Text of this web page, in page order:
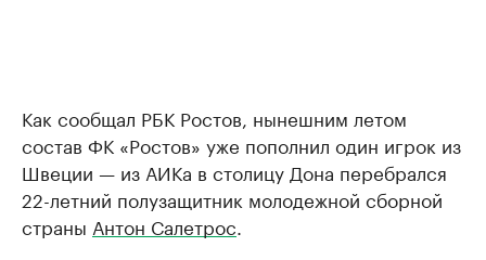
Как сообщал РБК Ростов, нынешним летом
состав ФК «Ростов» уже пополнил один игрок из
Швеции — из АИКа в столицу Дона перебрался
22-летний полузащитник молодежной сборной
страны Антон Салетрос.